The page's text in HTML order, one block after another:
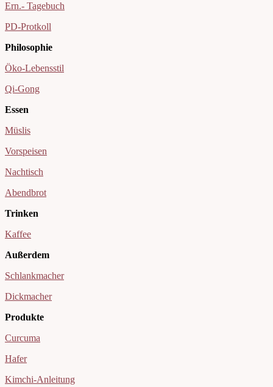
Ern.- Tagebuch
PD-Protkoll
Philosophie
Öko-Lebensstil
Qi-Gong
Essen
Müslis
Vorspeisen
Nachtisch
Abendbrot
Trinken
Kaffee
Außerdem
Schlankmacher
Dickmacher
Produkte
Curcuma
Hafer
Kimchi-Anleitung